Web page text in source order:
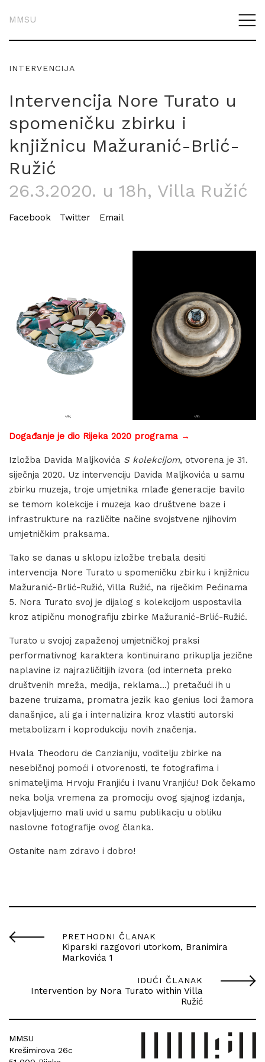
MMSU
INTERVENCIJA
Intervencija Nore Turato u
spomeničku zbirku i
knjižnicu Mažuranić-Brlić-
Ružić
26.3.2020. u 18h, Villa Ružić
Facebook Twitter Email
Događanje je dio Rijeka 2020 programa →
Izložba Davida Maljkovića S kolekcijom, otvorena je 31.
siječnja 2020. Uz intervenciju Davida Maljkovića u samu
zbirku muzeja, troje umjetnika mlađe generacije bavilo
se temom kolekcije i muzeja kao društvene baze i
infrastrukture na različite načine svojstvene njihovim
umjetničkim praksama.
Tako se danas u sklopu izložbe trebala desiti
intervencija Nore Turato u spomeničku zbirku i knjižnicu
Mažuranić-Brlić-Ružić, Villa Ružić, na riječkim Pećinama
5. Nora Turato svoj je dijalog s kolekcijom uspostavila
kroz atipičnu monografiju zbirke Mažuranić-Brlić-Ružić.
Turato u svojoj zapaženoj umjetničkoj praksi
performativnog karaktera kontinuirano prikuplja jezične
naplavine iz najrazličitijih izvora (od interneta preko
društvenih mreža, medija, reklama…) pretačući ih u
bazene truizama, promatra jezik kao genius loci žamora
današnjice, ali ga i internalizira kroz vlastiti autorski
metabolizam i koprodukciju novih značenja.
Hvala Theodoru de Canzianiju, voditelju zbirke na
nesebičnoj pomoći i otvorenosti, te fotografima i
snimateljima Hrvoju Franjiću i Ivanu Vranjiću! Dok čekamo
neka bolja vremena za promociju ovog sjajnog izdanja,
objavljujemo mali uvid u samu publikaciju u obliku
naslovne fotografije ovog članka.
Ostanite nam zdravo i dobro!
PRETHODNI ČLANAK
Kiparski razgovori utorkom, Branimira
Markovića 1
IDUĆI ČLANAK
Intervention by Nora Turato within Villa
Ružić
MMSU
Krešimirova 26c